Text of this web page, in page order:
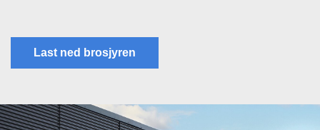
Last ned brosjyren